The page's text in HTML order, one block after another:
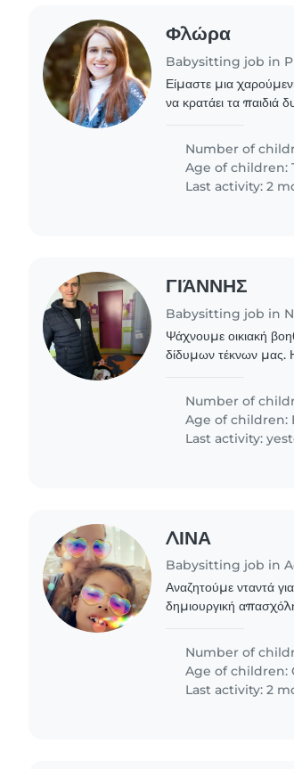
Φλώρα
Babysitting job in
Είμαστε μια
να κρατάει τα παιδιά
Number of
Age of children:
Last activity: 2
ΓΙΆΝΝΗΣ
Babysitting job in
Ψάχνουμε οικιακή
δίδυμων τέκνων μας.
Number of
Age of children:
Last activity:
ΛΙΝΑ
Babysitting job in
Αναζητούμε νταντά
δημιουργική
δημιουργικό,..
Number of
Age of children:
Last activity: 2